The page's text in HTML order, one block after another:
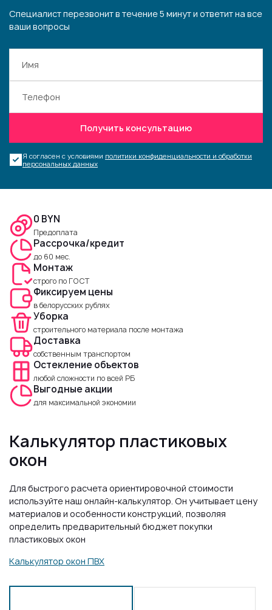
Специалист перезвонит в течение 5 минут и ответит на все
ваши вопросы
Получить консультацию
Я согласен с условиями политики конфиденциальности и обработки
персональных данных
0 BYN
Предоплата
Рассрочка/кредит
до 60 мес.
Монтаж
строго по ГОСТ
Фиксируем цены
в белорусских рублях
Уборка
строительного материала после монтажа
Доставка
собственным транспортом
Остекление объектов
любой сложности по всей РБ
Выгодные акции
для максимальной экономии
Калькулятор пластиковых
окон
Калькулятор окон ПВХ
Для быстрого расчета ориентировочной стоимости
используйте наш онлайн-калькулятор. Он учитывает цену
материалов и особенности конструкций, позволяя
определить предварительный бюджет покупки
пластиковых окон